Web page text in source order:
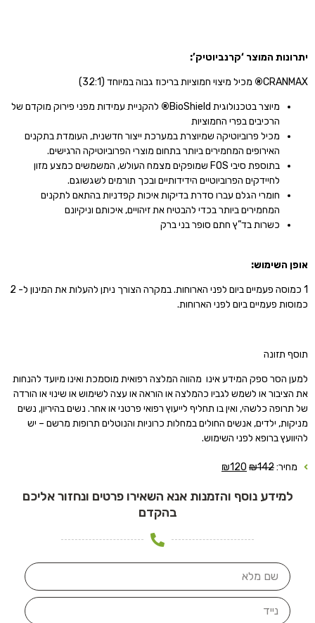
יתרונות המוצר ‘קרנביוטיק’:
CRANMAX
® מכיל מיצוי חמוציות בריכוז גבוה במיוחד (32:1)
מיוצר בטכנולוגית BioShield ® להקניית עמידות מפני פירוק מוקדם של
הרכיבים בפרי החמוציות
מכיל פרוביוטיקה שמיוצרת במערכת ייצור חדשנית, העומדת בתקנים
האירופים המחמירים ביותר בתחום מוצרי הפרוביוטיקה הרגישים.
בתוספת סיבי FOS שמופקים מצמח העולש, המשמשים כמצע מזון
לחיידקים הפרוביוטיים הידידותיים ובכך תורמים לשגשוגם.
חומרי הגלם עברו סדרת בדיקות איכות קפדניות בהתאם לתקנים
המחמירים ביותר בכדי להבטיח את זיהויים, איכותם וניקיונם
כשרות בד”ץ חתם סופר בני ברק
אופן השימוש:
1 כמוסה פעמיים ביום לפני הארוחות. במקרה הצורך ניתן להעלות את המינון ל- 2
כמוסות פעמיים ביום לפני הארוחות.
תוסף תזונה
למען הסר ספק המידע אינו מהווה המלצה רפואית מוסמכת ואינו מיועד להנחות
את הציבור או לשמש לגביו כהמלצה או הוראה או עצה לשימוש או שינוי או הורדה
של תרופה כלשהי, ואין בו תחליף לייעוץ רפואי פרטני או אחר. נשים בהיריון, נשים
מניקות, ילדים, אנשים החולים במחלות כרוניות והנוטלים תרופות מרשם – יש
להיוועץ ברופא לפני השימוש.
מחיר: ₪142
₪120
למידע נוסף והזמנות אנא השאירו פרטים ונחזור אליכם
בהקדם